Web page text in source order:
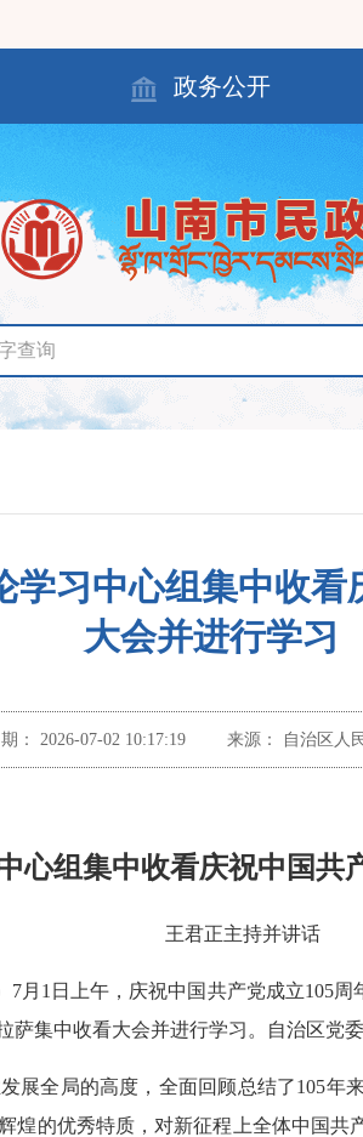
政务公开
学习中心组集中收看
大会并进行学习
： 2026-07-02 10:17:19 来源： 自治区人
心组集中收看庆祝中国共
王君正主持并讲话
月1日上午，庆祝中国共产党成立105
集中收看大会并进行学习。自治区党
展全局的高度，全面回顾总结了105
煌的优秀特质，对新征程上全体中国